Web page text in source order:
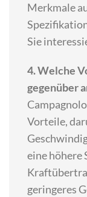
Merkmale
Sie
4. Welche
gegenüber
Vorteile,
eine höhere
geringeres